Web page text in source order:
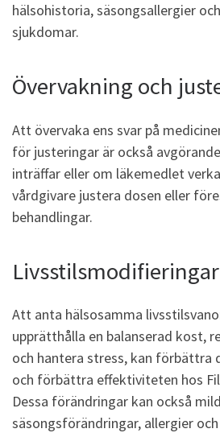
hälsohistoria, säsongsallergier
sjukdomar.
Övervakning och
Att övervaka ens svar på
för justeringar är också
inträffar eller om läkemedlet
vårdgivare justera dosen eller
behandlingar.
Livsstilsmodifieringar
Att anta hälsosamma
upprätthålla en balanserad kost,
och hantera stress, kan förbättra
och förbättra effektiviteten hos
Dessa förändringar kan också
säsongsförändringar, allergier